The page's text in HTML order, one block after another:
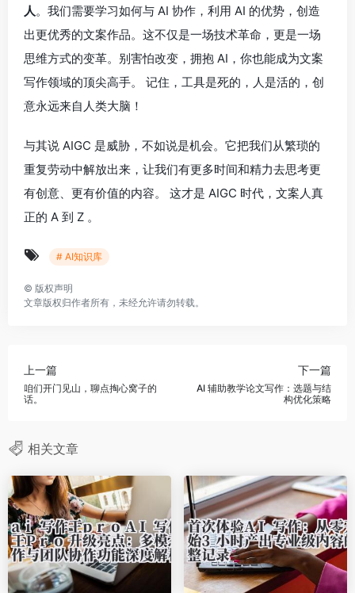
人 。我们需要学习如何与 AI 协作，利用 AI 的优势，创造
出更优秀的文案作品。这不仅是一场技术革命，更是一场
思维方式的变革。别害怕改变，拥抱 AI，你也能成为文案
写作领域的顶尖高手。 记住，工具是死的，人是活的，创
意永远来自人类大脑！
与其说 AIGC 是威胁，不如说是机会。它把我们从繁琐的
重复劳动中解放出来，让我们有更多时间和精力去思考更
有创意、更有价值的内容。 这才是 AIGC 时代，文案人真
正的 A 到 Z 。
# AI知识库
© 版权声明
文章版权归作者所有，未经允许请勿转载。
上一篇
咱们开门见山，聊点掏心窝子的
话。
下一篇
AI 辅助教学论文写作：选题与结
构优化策略
相关文章